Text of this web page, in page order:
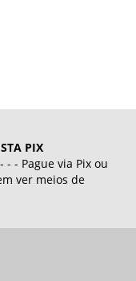
PIX
- - Pague via Pix ou
ver meios de